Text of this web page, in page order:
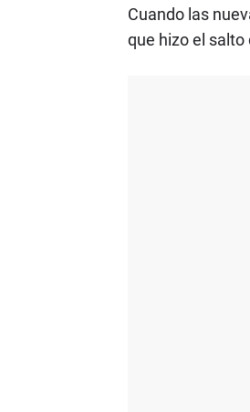
Cuando las
que hizo el salto